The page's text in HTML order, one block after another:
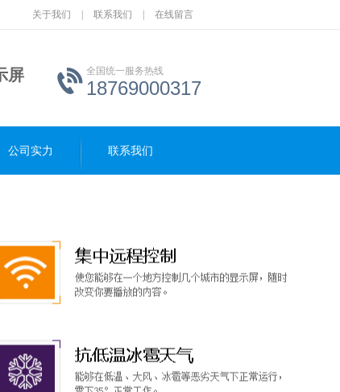
关于我们 联系我们 在线留言
屏 全国统一服务热线
18769000317
公司实力 联系我们